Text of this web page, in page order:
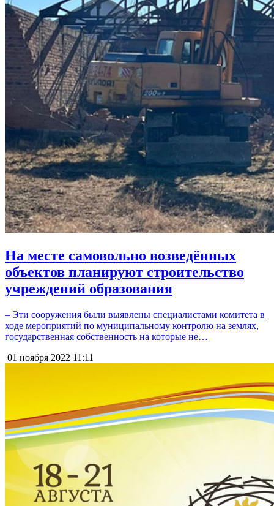
На месте самовольно возведённых
объектов планируют строительство
учреждений образования
– Эти сооружения были выявлены специалистами комитета в
ходе мероприятий по муниципальному контролю на землях,
государственная собственность на которые не…
01 ноября 2022 11:11